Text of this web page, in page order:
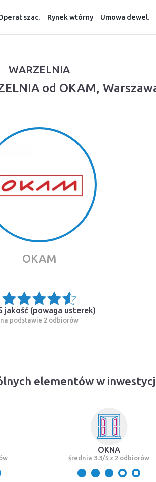
szac. Rynek wtórny Umowa dewel.
WARZELNIA
od OKAM,
OKAM
jakość (powaga usterek)
na podstawie 2 odbiorów
elementów w
OKNA
średnia 3.3/5 z 2 odbiorów